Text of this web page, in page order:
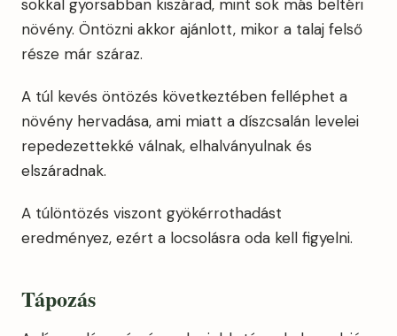
sokkal gyorsabban kiszárad, mint sok más beltéri
növény. Öntözni akkor ajánlott, mikor a talaj felső
része már száraz.
A túl kevés öntözés következtében felléphet a
növény hervadása, ami miatt a díszcsalán levelei
repedezettekké válnak, elhalványulnak és
elszáradnak.
A túlöntözés viszont gyökérrothadást
eredményez, ezért a locsolásra oda kell figyelni.
Tápozás